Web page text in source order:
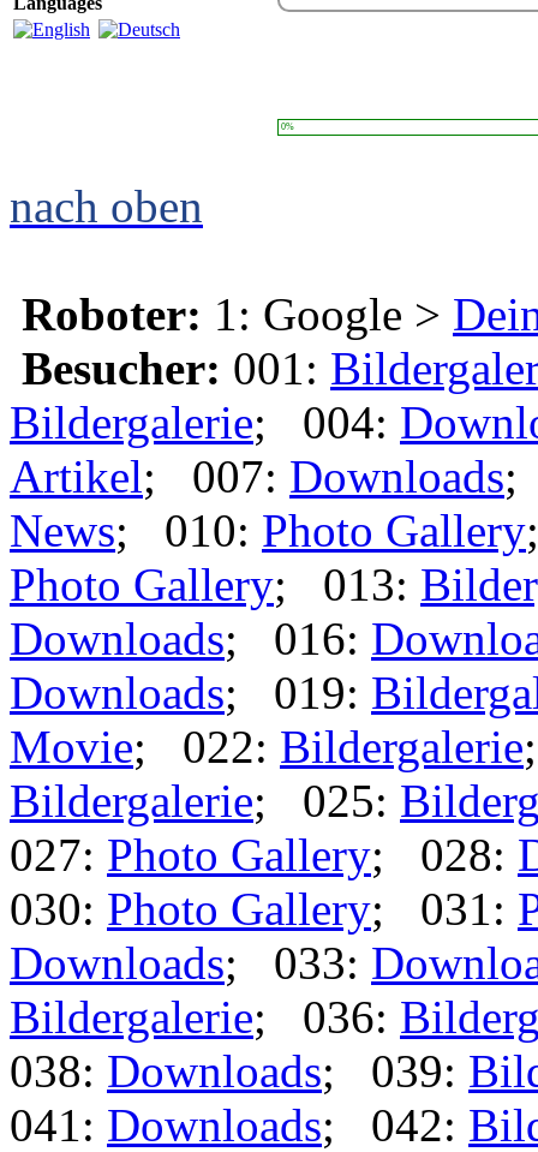
0%
nach oben
Roboter: 1: Google >
Besucher: 001:
Bildergalerie; 004:
Artikel; 007: Downloads;
News; 010: Photo Gallery
Photo Gallery; 013:
Downloads; 016:
Downloads; 019:
Movie; 022: Bildergalerie
Bildergalerie; 025:
027: Photo Gallery; 028:
030: Photo Gallery; 031:
Downloads; 033:
Bildergalerie; 036:
038: Downloads; 039:
041: Downloads; 042: